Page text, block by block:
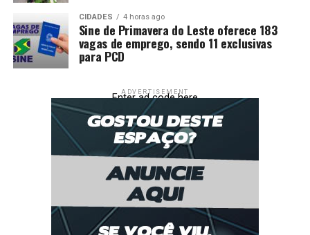
CIDADES 4 horas ago
Sine de Primavera do Leste oferece 183
vagas de emprego, sendo 11 exclusivas
para PCD
ADVERTISEMENT
Enter ad code here